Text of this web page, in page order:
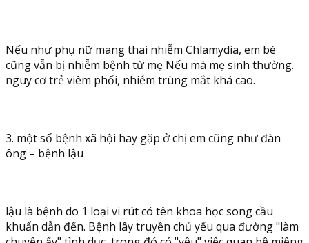
Nếu như phụ nữ mang thai nhiễm Chlamydia, em bé
cũng vẫn bị nhiễm bệnh từ mẹ Nếu mà mẹ sinh thường.
nguy cơ trẻ viêm phổi, nhiễm trùng mắt khá cao.
3. một số bệnh xã hội hay gặp ở chị em cũng như đàn
ông – bệnh lậu
lậu là bệnh do 1 loại vi rút có tên khoa học song cầu
khuẩn dẫn đến. Bệnh lây truyền chủ yếu qua đường "làm